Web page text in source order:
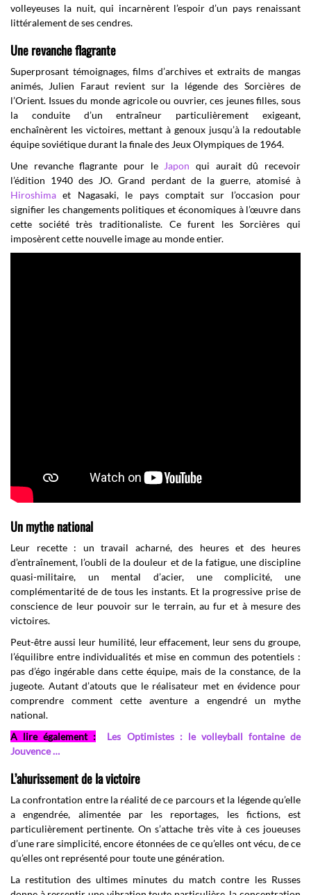
volleyeuses la nuit, qui incarnèrent l’espoir d’un pays renaissant
littéralement de ses cendres.
Une revanche flagrante
Superprosant témoignages, films d’archives et extraits de mangas
animés, Julien Faraut revient sur la légende des Sorcières de
l’Orient. Issues du monde agricole ou ouvrier, ces jeunes filles, sous
la conduite d’un entraîneur particulièrement exigeant,
enchaînèrent les victoires, mettant à genoux jusqu’à la redoutable
équipe soviétique durant la finale des Jeux Olympiques de 1964.
Une revanche flagrante pour le Japon qui aurait dû recevoir
l’édition 1940 des JO. Grand perdant de la guerre, atomisé à
Hiroshima et Nagasaki, le pays comptait sur l’occasion pour
signifier les changements politiques et économiques à l’œuvre dans
cette société très traditionaliste. Ce furent les Sorcières qui
imposèrent cette nouvelle image au monde entier.
Un mythe national
Leur recette : un travail acharné, des heures et des heures
d’entraînement, l’oubli de la douleur et de la fatigue, une discipline
quasi-militaire, un mental d’acier, une complicité, une
complémentarité de de tous les instants. Et la progressive prise de
conscience de leur pouvoir sur le terrain, au fur et à mesure des
victoires.
Peut-être aussi leur humilité, leur effacement, leur sens du groupe,
l’équilibre entre individualités et mise en commun des potentiels :
pas d’égo ingérable dans cette équipe, mais de la constance, de la
jugeote. Autant d’atouts que le réalisateur met en évidence pour
comprendre comment cette aventure a engendré un mythe
national.
A lire également :
Les Optimistes : le volleyball fontaine de
Jouvence …
L’ahurissement de la victoire
La confrontation entre la réalité de ce parcours et la légende qu’elle
a engendrée, alimentée par les reportages, les fictions, est
particulièrement pertinente. On s’attache très vite à ces joueuses
d’une rare simplicité, encore étonnées de ce qu’elles ont vécu, de ce
qu’elles ont représenté pour toute une génération.
La restitution des ultimes minutes du match contre les Russes